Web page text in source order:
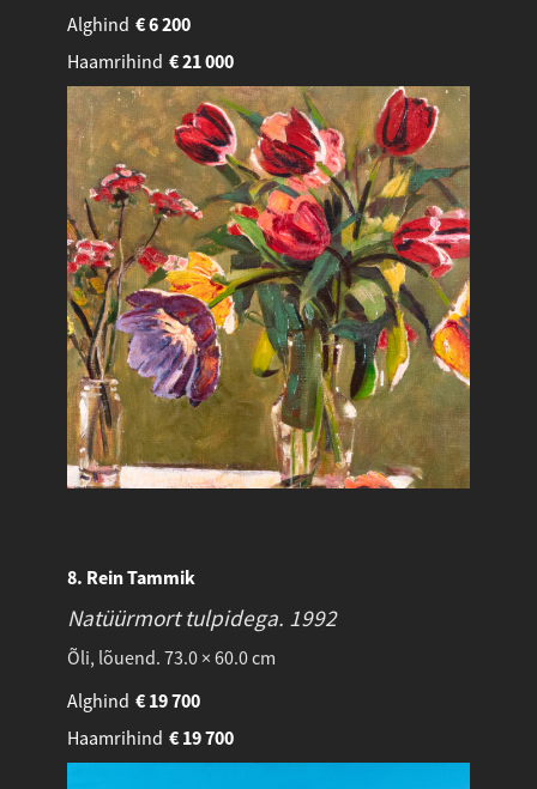
Alghind
6 200
€
Haamrihind
21 000
€
8. Rein Tammik
Natüürmort tulpidega. 1992
Õli, lõuend. 73.0 × 60.0 cm
Alghind
19 700
€
Haamrihind
19 700
€